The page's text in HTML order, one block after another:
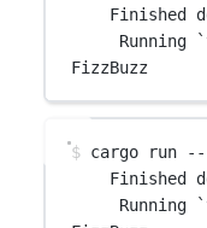
Finished
Running
FizzBuzz
$ cargo run --
Finished
Running